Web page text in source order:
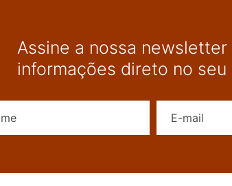
Assine a nossa
informações direto no seu